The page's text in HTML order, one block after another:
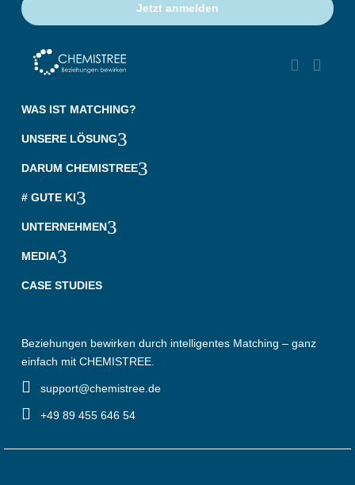
Jetzt anmelden
 
WAS IST MATCHING?
UNSERE LÖSUNG3
DARUM CHEMISTREE3
# GUTE KI3
UNTERNEHMEN3
MEDIA3
CASE STUDIES
Beziehungen bewirken durch intelligentes Matching – ganz
einfach mit CHEMISTREE.
 ‎ ‎ ‎ support@chemistree.de
 ‎ ‎ ‎ +49 89 455 646 54